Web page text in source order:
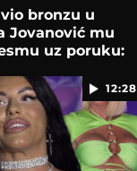
bronzu u
Jovanović mu
uz poruku:
12:28